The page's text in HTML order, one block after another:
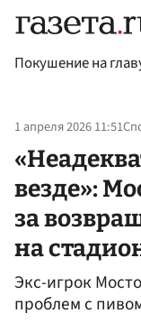
Покушение на
1 апреля 2026 11:51
везде»:
за
на
Экс-игрок
проблем с